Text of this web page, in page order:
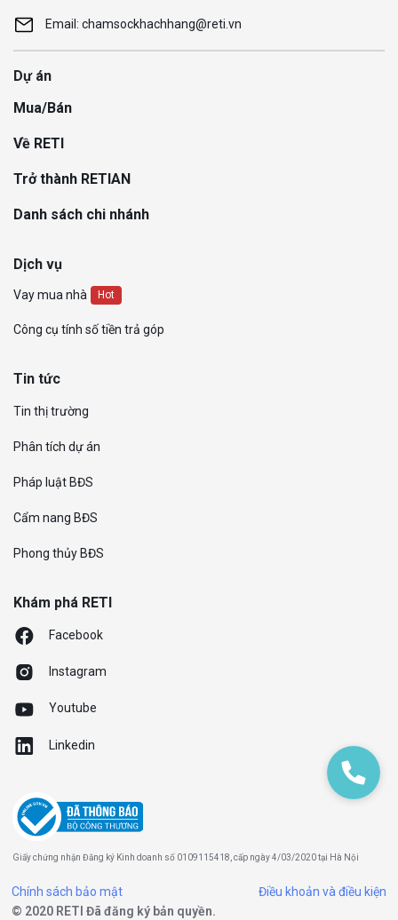
Email: chamsockhachhang@reti.vn
Dự án
Mua/Bán
Về RETI
Trở thành RETIAN
Danh sách chi nhánh
Dịch vụ
Vay mua nhà Hot
Công cụ tính số tiền trả góp
Tin tức
Tin thị trường
Phân tích dự án
Pháp luật BĐS
Cẩm nang BĐS
Phong thủy BĐS
Khám phá RETI
Facebook
Instagram
Youtube
Linkedin
Giấy chứng nhận Đăng ký Kinh doanh số 0109115418, cấp ngày 4/03/2020 tại Hà Nội
Chính sách bảo mật
Điều khoản và điều kiện
© 2020 RETI Đã đăng ký bản quyền.